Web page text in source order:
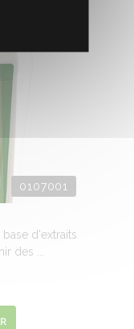
0107001
d'extraits
des ...